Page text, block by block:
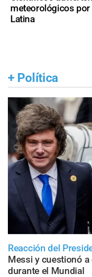
meteorológicos por
Latina
+ Política
Reacción del
Messi y cuestionó
durante el Mundial